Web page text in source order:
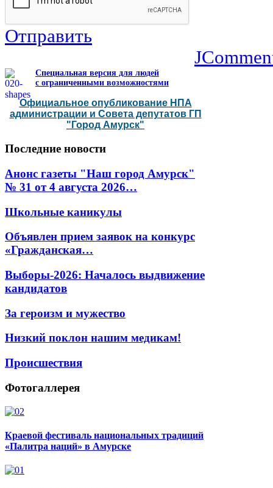
Отправить
Специальная версия для людей
с ограниченными возможностями
Официальное опубликование НПА
администрации и Совета депутатов ГП
"Город Амурск"
Последние новости
Анонс газеты "Наш город Амурск"
№ 31 от 4 августа 2026…
Школьные каникулы
Объявлен прием заявок на конкурс
«Гражданская…
Выборы-2026: Началось выдвижение
кандидатов
За героизм и мужество
Низкий поклон нашим медикам!
Происшествия
Фотогаллерея
Краевой фестиваль национальных традиций
«Палитра наций» в Амурске